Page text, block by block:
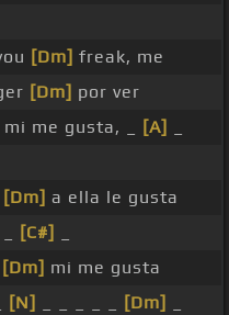
[Dm] freak, me
[Dm] por ver
mi me gusta, _ [A]
[Dm] a ella le gusta
[C#]
[Dm] mi me gusta
[N] [Dm]